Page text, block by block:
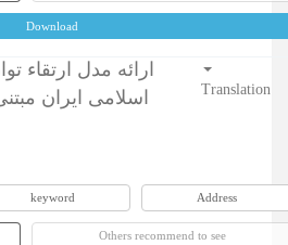
Download
ارائه مدل
اسلامی ایران
Translation
keyword Address
Others recommend to see